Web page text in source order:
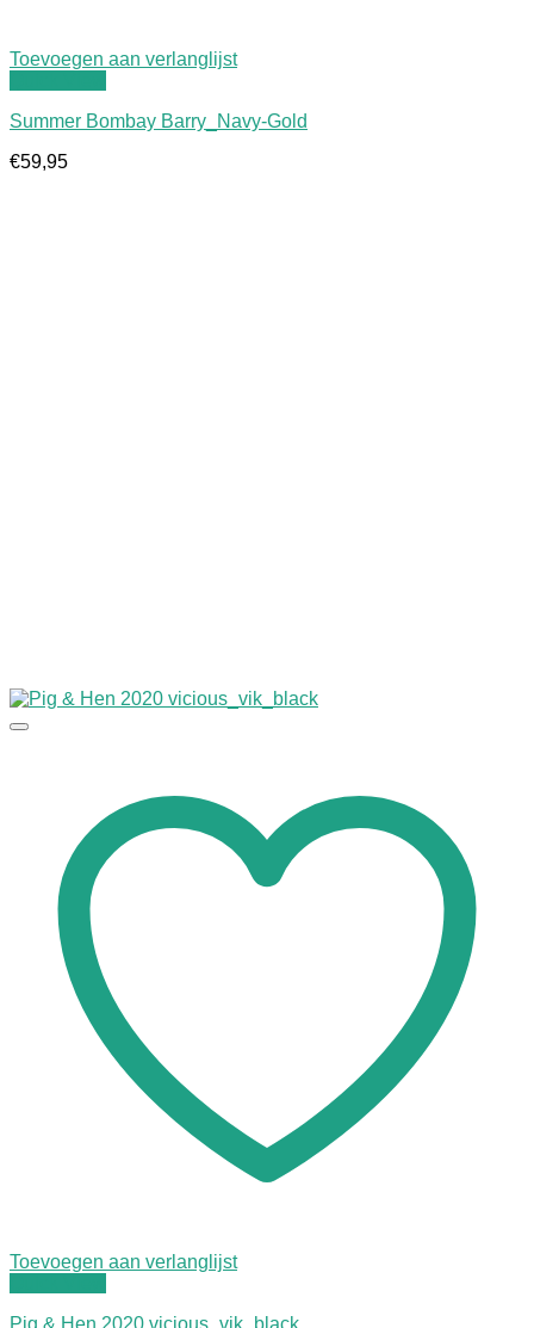
Toevoegen aan verlanglijst
Summer Bombay Barry_Navy-Gold
€59,95
Toevoegen aan verlanglijst